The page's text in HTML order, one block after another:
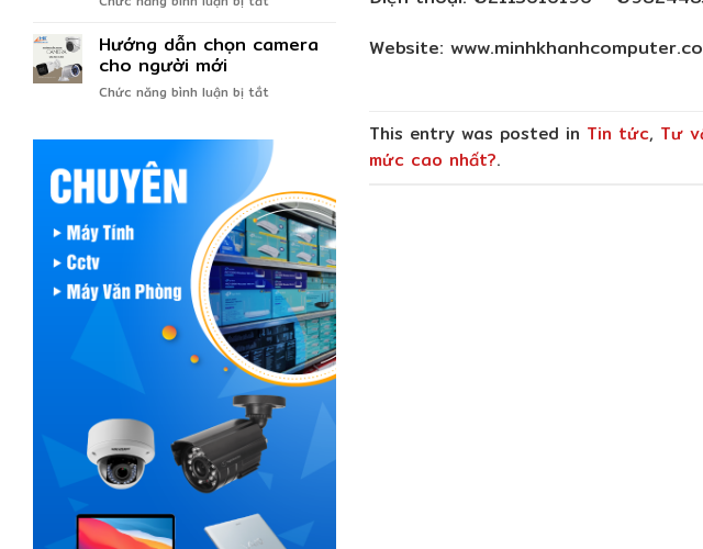
trời
bị
camera
dẫn
camera
sát
vào
mưa
Hướng dẫn chọn camera
cho người mới
Chức năng bình luận bị tắtở
chọn
camera
cho
người
mới
Website:
This entry was posted in Tin tức, Tư
mức cao nhất?.